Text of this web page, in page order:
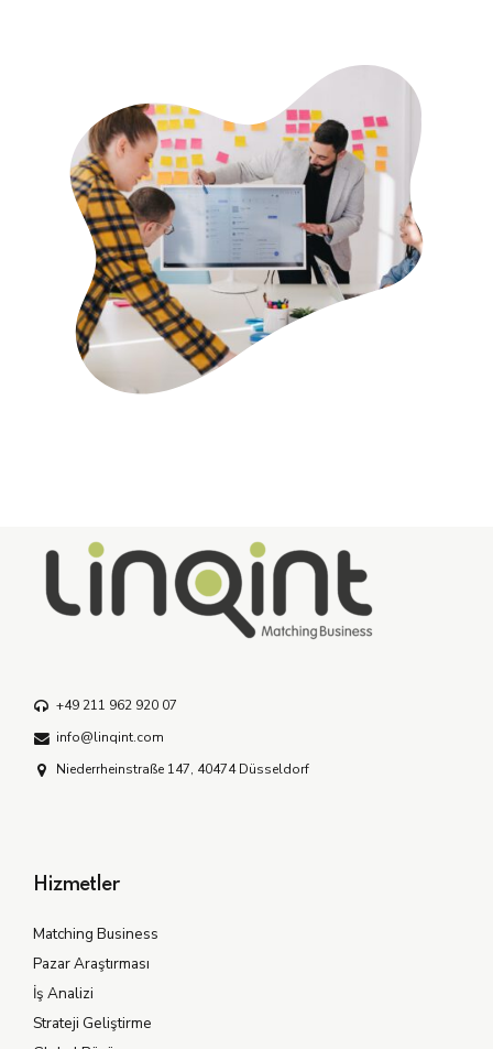
+49 211 962 920 07
info@linqint.com
Niederrheinstraße 147, 40474 Düsseldorf
Hizmetler
Matching Business
Pazar Araştırması
İş Analizi
Strateji Geliştirme